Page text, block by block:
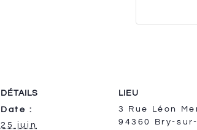
DÉTAILS
Date :
25 juin
LIEU
3 Rue Léon
94360 Bry-sur-